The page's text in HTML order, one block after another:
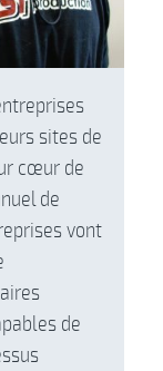
sites de
cœur de
de
vont
de